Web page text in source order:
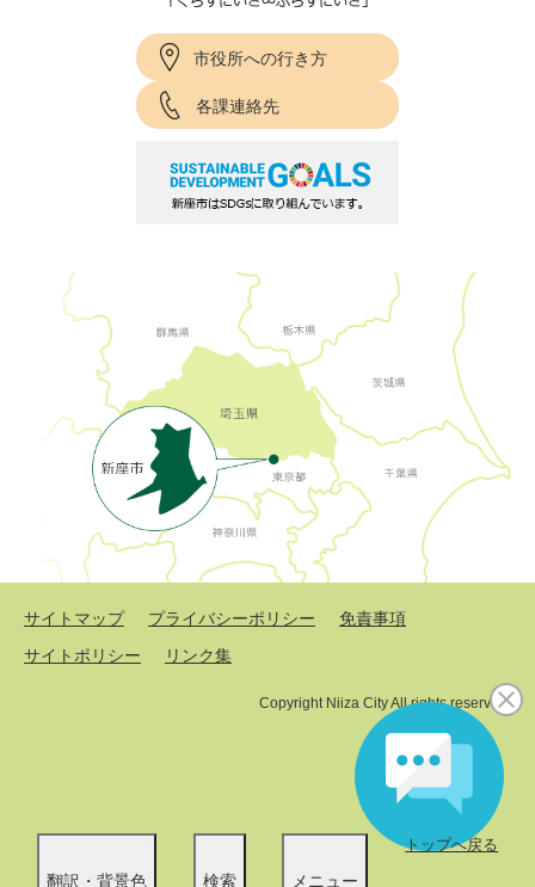
翻訳・背景色 検索 メニュー
トップへ戻る
市役所への行き方
各課連絡先
サイトマップ プライバシーポリシー
免責事項
サイトポリシー
リンク集
Copyright Niiza City All rights reserved.